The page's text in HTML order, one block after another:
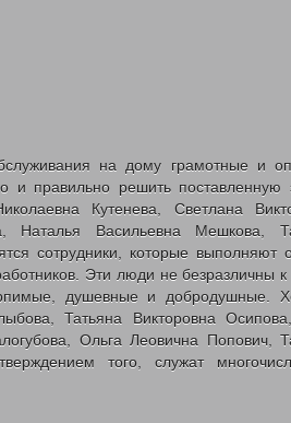
на дому грамотные и
и правильно решить поставленную
Кутенева, Светлана
Наталья Васильевна Мешкова,
сотрудники, которые выполняют
Эти люди не безразличны
душевные и добродушные.
Татьяна Викторовна
Ольга Леовична Попович,
того, служат